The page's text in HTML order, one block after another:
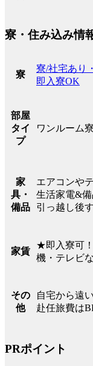
寮・住み込み情
寮
寮/社宅あり
即入寮OK
部屋
タイ
プ
ワンルーム
家
具・
備品
エアコンや
生活家電&備
引っ越し後
家賃
★即入寮可
機・テレビ
その
他
自宅から遠
赴任旅費は
PRポイント